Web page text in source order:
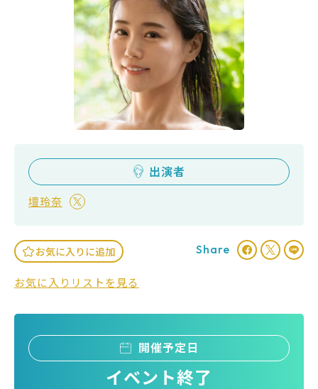
出演者
壇玲奈
お気に入りに追加
お気に入りリストを見る
Share
開催予定日
イベント終了